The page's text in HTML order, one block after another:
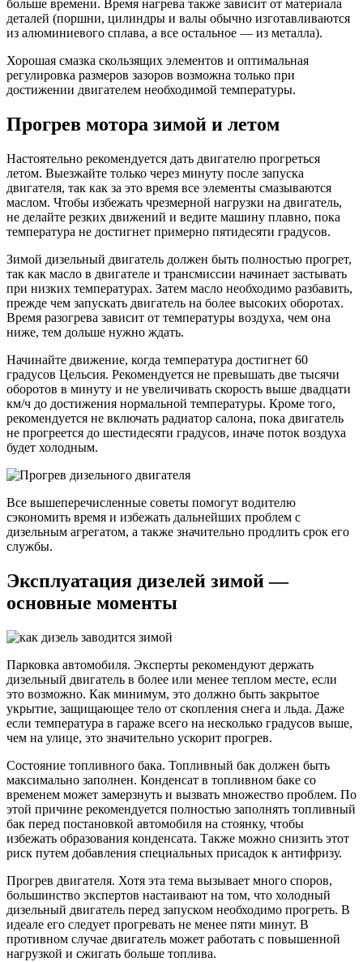
больше времени. Время нагрева также зависит от материала
деталей (поршни, цилиндры и валы обычно изготавливаются
из алюминиевого сплава, а все остальное — из металла).
Хорошая смазка скользящих элементов и оптимальная
регулировка размеров зазоров возможна только при
достижении двигателем необходимой температуры.
Прогрев мотора зимой и летом
Настоятельно рекомендуется дать двигателю прогреться
летом. Выезжайте только через минуту после запуска
двигателя, так как за это время все элементы смазываются
маслом. Чтобы избежать чрезмерной нагрузки на двигатель,
не делайте резких движений и ведите машину плавно, пока
температура не достигнет примерно пятидесяти градусов.
Зимой дизельный двигатель должен быть полностью прогрет,
так как масло в двигателе и трансмиссии начинает застывать
при низких температурах. Затем масло необходимо разбавить,
прежде чем запускать двигатель на более высоких оборотах.
Время разогрева зависит от температуры воздуха, чем она
ниже, тем дольше нужно ждать.
Начинайте движение, когда температура достигнет 60
градусов Цельсия. Рекомендуется не превышать две тысячи
оборотов в минуту и не увеличивать скорость выше двадцати
км/ч до достижения нормальной температуры. Кроме того,
рекомендуется не включать радиатор салона, пока двигатель
не прогреется до шестидесяти градусов, иначе поток воздуха
будет холодным.
Все вышеперечисленные советы помогут водителю
сэкономить время и избежать дальнейших проблем с
дизельным агрегатом, а также значительно продлить срок его
службы.
Эксплуатация дизелей зимой —
основные моменты
Парковка автомобиля. Эксперты рекомендуют держать
дизельный двигатель в более или менее теплом месте, если
это возможно. Как минимум, это должно быть закрытое
укрытие, защищающее тело от скопления снега и льда. Даже
если температура в гараже всего на несколько градусов выше,
чем на улице, это значительно ускорит прогрев.
Состояние топливного бака. Топливный бак должен быть
максимально заполнен. Конденсат в топливном баке со
временем может замерзнуть и вызвать множество проблем. По
этой причине рекомендуется полностью заполнять топливный
бак перед постановкой автомобиля на стоянку, чтобы
избежать образования конденсата. Также можно снизить этот
риск путем добавления специальных присадок к антифризу.
Прогрев двигателя. Хотя эта тема вызывает много споров,
большинство экспертов настаивают на том, что холодный
дизельный двигатель перед запуском необходимо прогреть. В
идеале его следует прогревать не менее пяти минут. В
противном случае двигатель может работать с повышенной
нагрузкой и сжигать больше топлива.